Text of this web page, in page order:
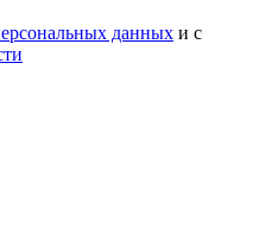
данных и с